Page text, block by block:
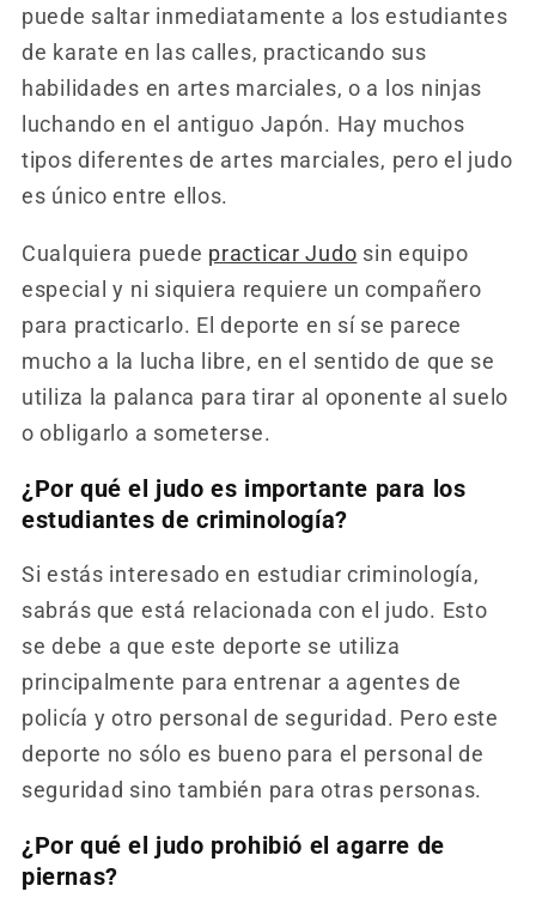
puede saltar inmediatamente a los estudiantes
de karate en las calles, practicando sus
habilidades en artes marciales, o a los ninjas
luchando en el antiguo Japón. Hay muchos
tipos diferentes de artes marciales, pero el judo
es único entre ellos.
Cualquiera puede practicar Judo sin equipo
especial y ni siquiera requiere un compañero
para practicarlo. El deporte en sí se parece
mucho a la lucha libre, en el sentido de que se
utiliza la palanca para tirar al oponente al suelo
o obligarlo a someterse.
¿Por qué el judo es importante para los
estudiantes de criminología?
Si estás interesado en estudiar criminología,
sabrás que está relacionada con el judo. Esto
se debe a que este deporte se utiliza
principalmente para entrenar a agentes de
policía y otro personal de seguridad. Pero este
deporte no sólo es bueno para el personal de
seguridad sino también para otras personas.
¿Por qué el judo prohibió el agarre de
piernas?